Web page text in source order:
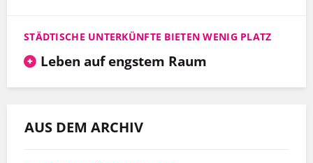
STÄDTISCHE UNTERKÜNFTE BIETEN WENIG PLATZ
Leben auf engstem Raum
AUS DEM ARCHIV